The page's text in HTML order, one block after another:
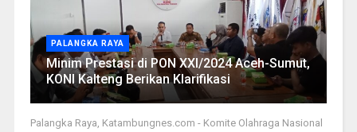
PALANGKA RAYA
Minim Prestasi di PON XXI/2024 Aceh-Sumut,
KONI Kalteng Berikan Klarifikasi
Palangka Raya, Katambungnes.com - Komite Olahraga Nasional